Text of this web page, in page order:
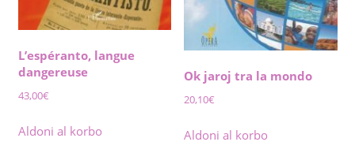
L’espéranto, langue
dangereuse
43,00€
Aldoni al korbo
Ok jaroj tra la mondo
20,10€
Aldoni al korbo